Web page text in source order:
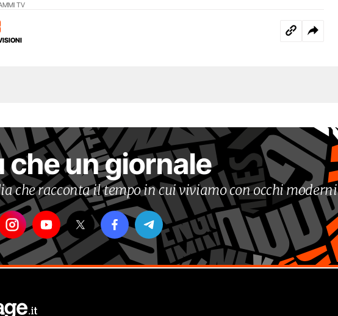
TV
che un giornale
che racconta il tempo in cui viviamo con occhi moderni